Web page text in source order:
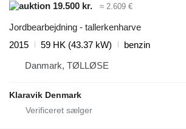
19.500 kr.
≈ 2.609 €
Jordbearbejdning - tallerkenharve
2015
59 HK (43.37 kW)
benzin
Danmark, TØLLØSE
Klaravik Denmark